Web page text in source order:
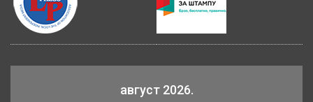
август 2026.